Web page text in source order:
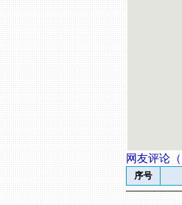
网友评论（
序号